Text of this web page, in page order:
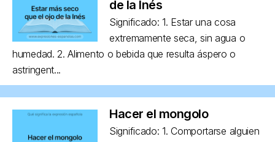
de la Inés
Significado: 1. Estar una cosa
extremamente seca, sin agua o
humedad. 2. Alimento o bebida que resulta áspero o
astringent...
Hacer el mongolo
Significado: 1. Comportarse alguien